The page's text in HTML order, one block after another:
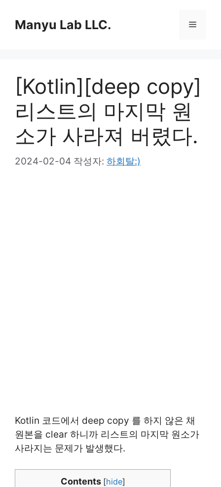
Manyu Lab LLC. 메
[Kotlin][deep copy]
리스트의 마지막 원
소가 사라져 버렸다.
2024-02-04 작성자: 하회탈:)
Kotlin 코드에서 deep copy 를 하지 않은 채
원본을 clear 하니까 리스트의 마지막 원소가
사라지는 문제가 발생했다.
Contents [hide]